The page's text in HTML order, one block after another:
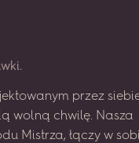
wki.
przez
wolną chwilę. Nasza
Mistrza, łączy w